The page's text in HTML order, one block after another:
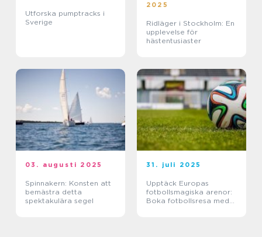
Utforska pumptracks i
Sverige
2025
Ridläger i Stockholm: En
upplevelse för
hästentusiaster
03. augusti 2025
Spinnakern: Konsten att
bemästra detta
spektakulära segel
31. juli 2025
Upptäck Europas
fotbollsmagiska arenor:
Boka fotbollsresa med